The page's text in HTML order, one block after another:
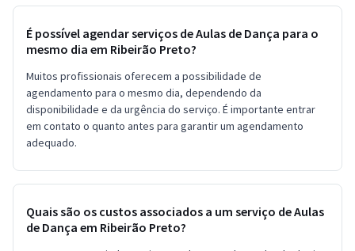
É possível agendar serviços de Aulas de Dança para o
mesmo dia em Ribeirão Preto?
Muitos profissionais oferecem a possibilidade de
agendamento para o mesmo dia, dependendo da
disponibilidade e da urgência do serviço. É importante entrar
em contato o quanto antes para garantir um agendamento
adequado.
Quais são os custos associados a um serviço de Aulas
de Dança em Ribeirão Preto?